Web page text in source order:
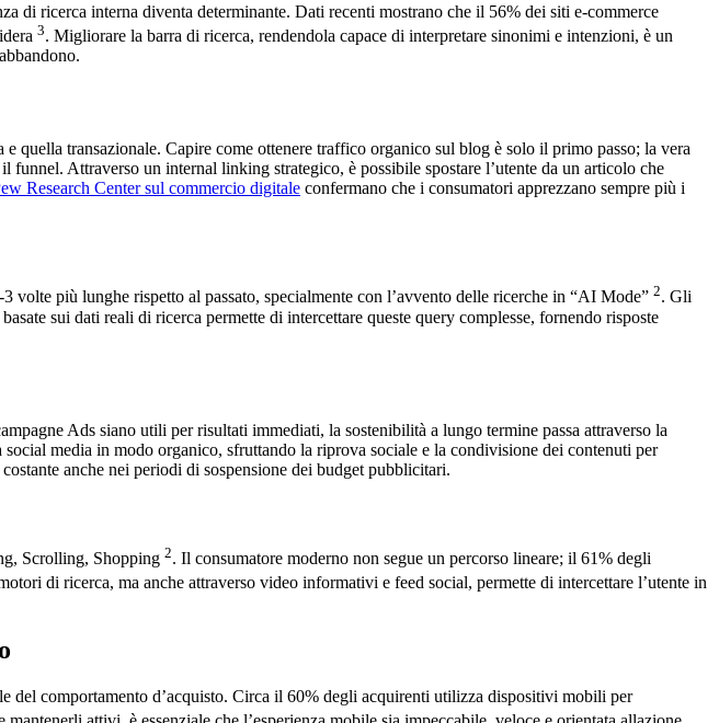
di ricerca interna diventa determinante. Dati recenti mostrano che il 56% dei siti e-commerce
3. Migliorare la barra di ricerca, rendendola capace di interpretare sinonimi e intenzioni, è un
quella transazionale. Capire come ottenere traffico organico sul blog è solo il primo passo; la vera
funnel. Attraverso un internal linking strategico, è possibile spostare l’utente da un articolo che
Research Center sul commercio digitale confermano che i consumatori apprezzano sempre più i
più lunghe rispetto al passato, specialmente con l’avvento delle ricerche in “AI Mode” 2. Gli
sui dati reali di ricerca permette di intercettare queste query complesse, fornendo risposte
Ads siano utili per risultati immediati, la sostenibilità a lungo termine passa attraverso la
media in modo organico, sfruttando la riprova sociale e la condivisione dei contenuti per
anche nei periodi di sospensione dei budget pubblicitari.
Scrolling, Shopping 2. Il consumatore moderno non segue un percorso lineare; il 61% degli
di ricerca, ma anche attraverso video informativi e feed social, permette di intercettare l’utente in
comportamento d’acquisto. Circa il 60% degli acquirenti utilizza dispositivi mobili per